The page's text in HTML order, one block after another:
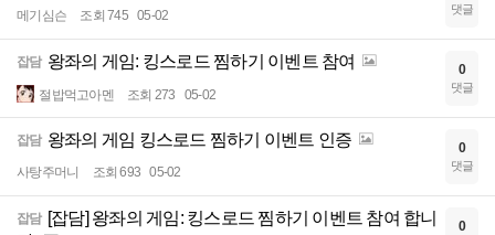
메기심슨 조회 745 05-02 댓글
잡담 왕좌의 게임: 킹스로드 찜하기 이벤트 참여
절밥먹고아멘 조회 273 05-02
0
댓글
잡담 왕좌의 게임 킹스로드 찜하기 이벤트 인증
사탕주머니 조회 693 05-02
0
댓글
잡담 [잡담] 왕좌의 게임: 킹스로드 찜하기 이벤트 참여 합니
0